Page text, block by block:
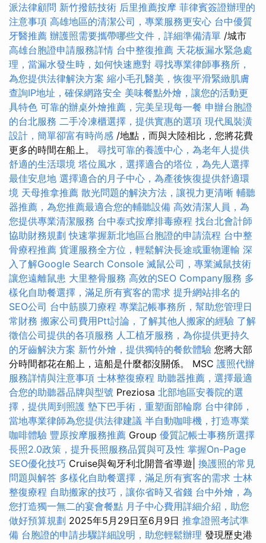
派法律顧問 新竹撥筋技術 后里推薦按摩 菲律賓簽證辦理的
注意事項 高雄地區的清潔公司，專業服務更安心 台中優質
牙醫推薦 辦護照需要攜帶哪些文件，詳細準備清單 /城市
高雄台胞證申請服務詳情 台中整復推薦 天花板漏水緊急處
理，當漏水發生時，如何快速應對 尋找專業律師事務所，
為您提供法律解決方案 縮小毛孔醫美，恢復平滑緊緻肌膚
查詢IP地址，確保網路安全 美味餐點外燴，讓您的活動更
具特色 可靠的辦桌外燴推薦，完美呈現每一餐 申辦台胞證
的台北服務 二手冷凍櫃選擇，提供實惠的選項 現代風裝潢
設計，簡單卻富有時尚感 /地點，而與大陸相比，您將花費
更多的時間在船上。 尋找可靠的養護中心，為老年人提供
舒適的生活環境 塔位風水，選擇適合的塔位，為先人選擇
最佳安息地 選擇適合的月子中心，為產後恢復提供舒適環
境 天母推拿推薦 散光問題的解決方法，讓視力更清晰 輔聽
器推薦，為您推薦最適合您的輔聽設備 高效清潔人員，為
您提供專業清潔服務 台中泰式按摩排毒療程 找台北會計師
協助財務規劃 快速掌握新北地區台胞證的申請流程 台中整
骨療程推薦 貨運服務全方位，輕鬆解決長途或重物運輸 深
入了解Google Search Console 滅鼠公司，專業滅鼠技術
讓您遠離鼠患 大里整骨服務 高效的SEO Company服務 多
樣化自助餐選擇，滿足所有賓客的需求 提升網站排名的
SEO公司 台中筋膜刀療程 專業記帳事務所，幫助您管理日
常財務 搬家公司費用Ptt討論，了解其他人搬家的經驗 了解
徵信公司提供的各項服務 人工植牙服務，為你提供更持久
的牙齒解決方案 新竹外燴，提供獨特的餐飲體驗 您將大部
分時間都花在船上，這船是什麼都沒關係。 MSC 護照代辦
服務詳情與注意事項 士林整復療程 助聽器推薦，選擇最適
合您的助聽器品牌與型號 Preziosa 北部地區安養院的選
擇，提供周到照護 墊下巴手術，重塑面部輪廓 台中律師，
當地專業律師為您提供法律建議 半自動咖啡機，打造專業
咖啡體驗 豐原按摩服務推薦 Group 優質記帳士事務所選擇
長照2.0政策，提升長照服務品質與可及性 掌握On-Page
SEO優化技巧 Cruise與匈牙利北開普省導遊| 換護照的常見
問題與解答 多樣化自助餐選擇，滿足所有賓客的需求 士林
整復療程 自助搬家的技巧，讓你省時又省錢 台中外燴，為
您打造獨一無二的宴會餐點 月子中心費用詳細介紹，助您
做好預算規劃 2025年5月29日至6月9日 推拿證照考試準
備 台胞證的申請步驟詳細說明，助您輕鬆辦理 發現歷史港